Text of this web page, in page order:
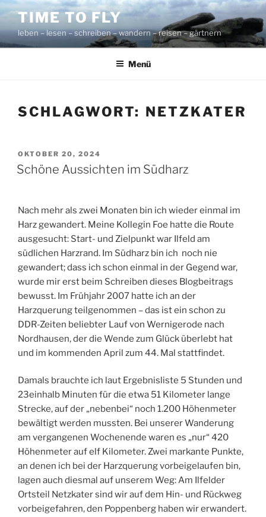
Zum
Inhalt
springen
TIME TO FLY
leben – lesen – schreiben – wandern – reisen – gärtnern
Menü
SCHLAGWORT: NETZKATER
VERÖFFENTLICHT
AM
OKTOBER 20, 2024
Schöne Aussichten im Südharz
Nach mehr als zwei Monaten bin ich wieder einmal im
Harz gewandert. Meine Kollegin Foe hatte die Route
ausgesucht: Start- und Zielpunkt war Ilfeld am
südlichen Harzrand. Im Südharz bin ich noch nie
gewandert; dass ich schon einmal in der Gegend war,
wurde mir erst beim Schreiben dieses Blogbeitrags
bewusst. Im Frühjahr 2007 hatte ich an der
Harzquerung teilgenommen – das ist ein schon zu
DDR-Zeiten beliebter Lauf von Wernigerode nach
Nordhausen, der die Wende zum Glück überlebt hat
und im kommenden April zum 44. Mal stattfindet.
Damals brauchte ich laut Ergebnisliste 5 Stunden und
23einhalb Minuten für die etwa 51 Kilometer lange
Strecke, auf der „nebenbei“ noch 1.200 Höhenmeter
bewältigt werden mussten. Bei unserer Wanderung
am vergangenen Wochenende waren es „nur“ 420
Höhenmeter auf elf Kilometer. Zwei markante Punkte,
an denen ich bei der Harzquerung vorbeigelaufen bin,
lagen auch diesmal auf unserem Weg: Am Ilfelder
Ortsteil Netzkater sind wir auf dem Hin- und Rückweg
vorbeigefahren, den Poppenberg haben wir erwandert.